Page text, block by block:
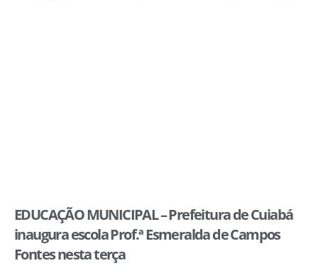
EDUCAÇÃO MUNICIPAL – Prefeitura de Cuiabá
inaugura escola Prof.ª Esmeralda de Campos
Fontes nesta terça